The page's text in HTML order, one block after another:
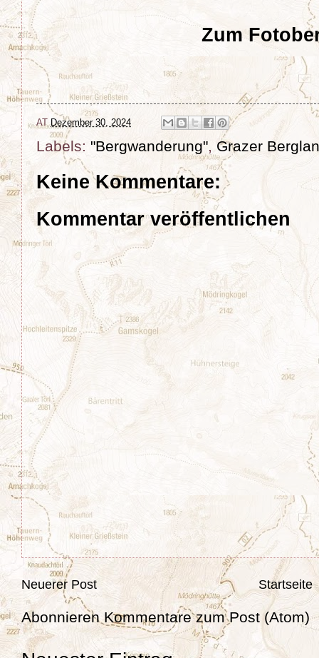
Zum
ATDezember 30, 2024
Labels: "Bergwanderung", Grazer
Keine Kommentare:
Kommentar veröffentlichen
Neuerer Post Startseite
Abonnieren Kommentare zum Post (Atom)